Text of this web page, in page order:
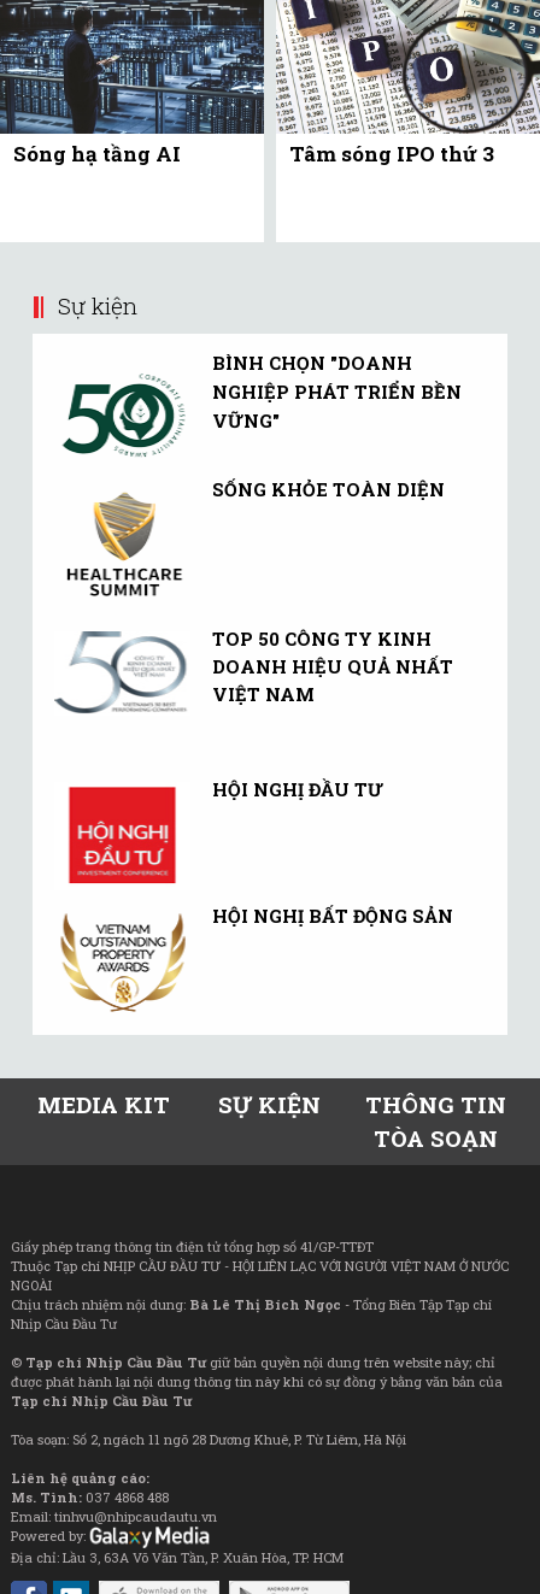
Sóng hạ tầng AI Tâm sóng IPO thứ 3
Sự kiện
BÌNH CHỌN "DOANH
NGHIỆP PHÁT TRIỂN BỀN
VỮNG"
SỐNG KHỎE TOÀN DIỆN
TOP 50 CÔNG TY KINH
DOANH HIỆU QUẢ NHẤT
VIỆT NAM
HỘI NGHỊ ĐẦU TƯ
HỘI NGHỊ BẤT ĐỘNG SẢN
MEDIA KIT SỰ KIỆN
THÔNG TIN
TÒA SOẠN
Giấy phép trang thông tin điện tử tổng hợp số 41/GP-TTĐT
Thuộc Tạp chí NHỊP CẦU ĐẦU TƯ - HỘI LIÊN LẠC VỚI NGƯỜI VIỆT NAM Ở NƯỚC
NGOÀI
Chịu trách nhiệm nội dung: Bà Lê Thị Bích Ngọc - Tổng Biên Tập Tạp chí
Nhịp Cầu Đầu Tư
© Tạp chí Nhịp Cầu Đầu Tưgiữ bản quyền nội dung trên website này; chỉ
được phát hành lại nội dung thông tin này khi có sự đồng ý bằng văn bản của
Tạp chí Nhịp Cầu Đầu Tư
Tòa soạn: Số 2, ngách 11 ngõ 28 Dương Khuê, P. Từ Liêm, Hà Nội
Liên hệ quảng cáo:
Ms. Tình: 037 4868 488
Email: tinhvu@nhipcaudautu.vn
Powered by:
Địa chỉ: Lầu 3, 63A Võ Văn Tần, P. Xuân Hòa, TP. HCM